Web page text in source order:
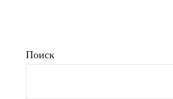
Поиск